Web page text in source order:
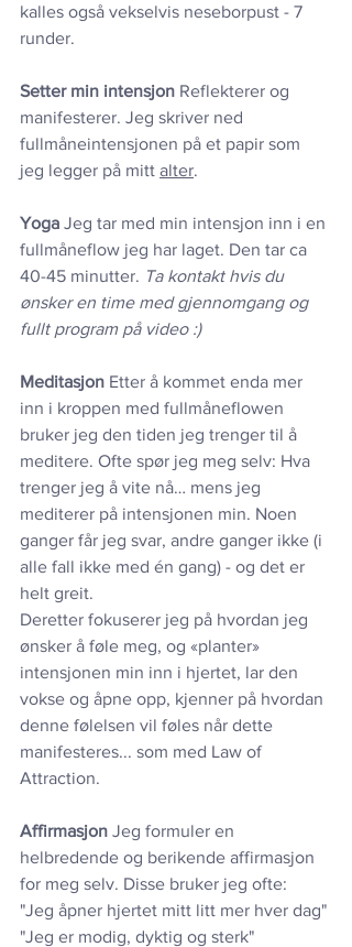
kalles også vekselvis neseborpust - 7
runder.
Setter min intensjon Reflekterer og
manifesterer. Jeg skriver ned
fullmåneintensjonen på et papir som
jeg legger på mitt alter.
Yoga Jeg tar med min intensjon inn i en
fullmåneflow jeg har laget. Den tar ca
40-45 minutter. Ta kontakt hvis du
ønsker en time med gjennomgang og
fullt program på video :)
Meditasjon Etter å kommet enda mer
inn i kroppen med fullmåneflowen
bruker jeg den tiden jeg trenger til å
meditere. Ofte spør jeg meg selv: Hva
trenger jeg å vite nå… mens jeg
mediterer på intensjonen min. Noen
ganger får jeg svar, andre ganger ikke (i
alle fall ikke med én gang) - og det er
helt greit.
Deretter fokuserer jeg på hvordan jeg
ønsker å føle meg, og «planter»
intensjonen min inn i hjertet, lar den
vokse og åpne opp, kjenner på hvordan
denne følelsen vil føles når dette
manifesteres... som med Law of
Attraction.
Affirmasjon Jeg formuler en
helbredende og berikende affirmasjon
for meg selv. Disse bruker jeg ofte:
"Jeg åpner hjertet mitt litt mer hver dag"
"Jeg er modig, dyktig og sterk"